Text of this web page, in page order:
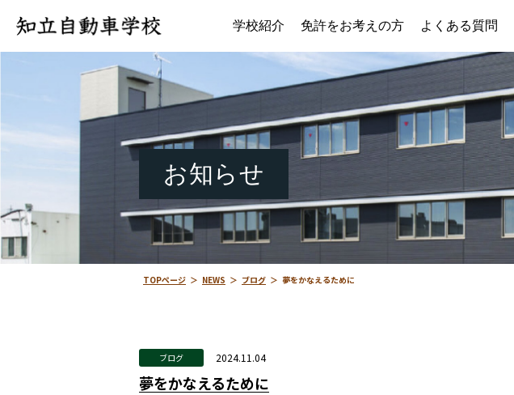
学校紹介 免許をお考えの方
入校案内
よくある質問
送迎バス
お知らせ
TOPページ ＞ NEWS ＞ ブログ ＞ 夢をかなえるために
ブログ 2024.11.04
夢をかなえるために